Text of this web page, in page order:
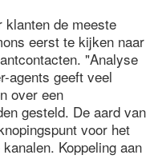
klanten de meeste
eerst te kijken naar
"Analyse
agents geeft veel
over een
gesteld. De aard van
voor het
Koppeling aan